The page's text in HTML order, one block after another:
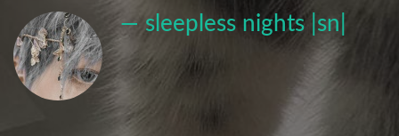
— sleepless nights |sn|